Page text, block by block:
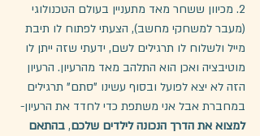
2. מכיוון ששחר מאד מתעניין בעולם הטכנולוגי
(מעבר למשחקי מחשב), הצעתי לפתוח לו תיבת
מייל ולשלוח לו תרגילים לשם, ידעתי שזה ייתן לו
מוטיבציה ואכן הוא התלהב מאד מהרעיון. הרעיון
הזה לא יצא לפועל ובסוף עשינו "סתם" תרגילים
במחברת אבל אני משתפת כדי לחדד את הרעיון-
למצוא את הדרך הנכונה לילדים שלכם, בהתאם